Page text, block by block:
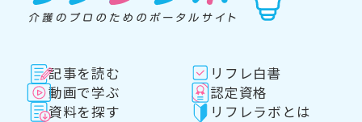
記事を読む
動画で学ぶ
資料を探す
リフレ白書
認定資格
リフレラボとは